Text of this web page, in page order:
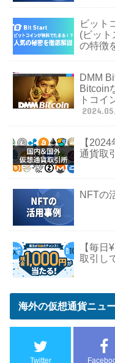
ビット
(ビット
の特徴
DMM
Bitcoin
トコイ
【
通貨取
NFTの
【毎
取引し
海外の仮想通貨ニュ
Twitter